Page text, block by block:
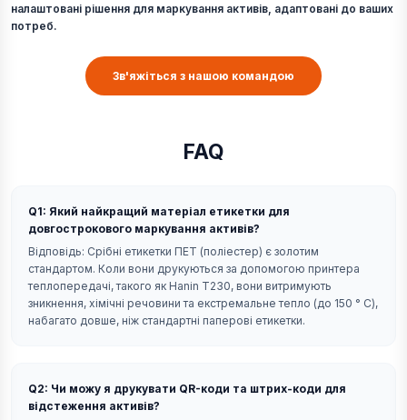
налаштовані рішення для маркування активів, адаптовані до ваших
потреб.
Зв'яжіться з нашою командою
FAQ
Q1: Який найкращий матеріал етикетки для
довгострокового маркування активів?
Відповідь: Срібні етикетки ПЕТ (поліестер) є золотим
стандартом. Коли вони друкуються за допомогою принтера
теплопередачі, такого як Hanin T230, вони витримують
зникнення, хімічні речовини та екстремальне тепло (до 150 ° C),
набагато довше, ніж стандартні паперові етикетки.
Q2: Чи можу я друкувати QR-коди та штрих-коди для
відстеження активів?